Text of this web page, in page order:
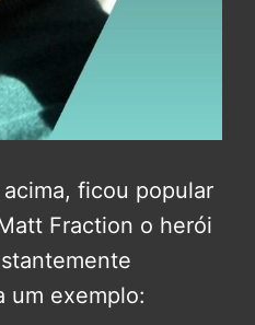
ficou popular
Fraction o herói
um exemplo: